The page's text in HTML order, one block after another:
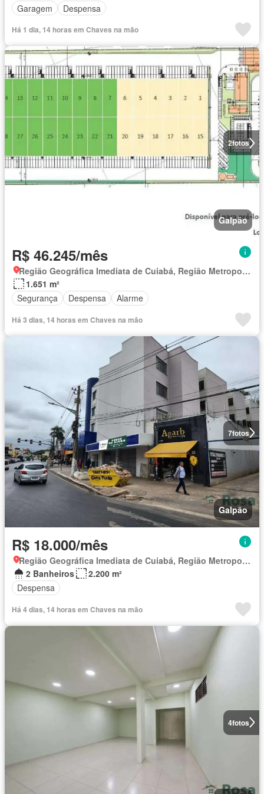
Garagem
Despensa
Há 1 dia, 14 horas em Chaves na mão
2fotos
Galpão
R$ 46.245/mês
Região Geográfica Imediata de Cuiabá, Região Metropolitana do Vale do Rio Cuiabá
1.651 m²
Segurança
Despensa Alarme
Há 3 dias, 14 horas em Chaves na mão
7fotos
Galpão
R$ 18.000/mês
Região Geográfica Imediata de Cuiabá, Região Metropolitana do Vale do Rio Cuiabá
2 Banheiros
2.200 m²
Despensa
Há 4 dias, 14 horas em Chaves na mão
4fotos